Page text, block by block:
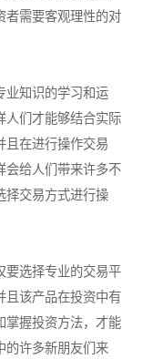
者需要客观理性的对
业知识的学习和运
人们才能够结合实际
且在进行操作交易
会给人们带来许多不
择交易方式进行操
要选择专业的交易平
且该产品在投资中有
掌握投资方法，才能
的许多新朋友们来